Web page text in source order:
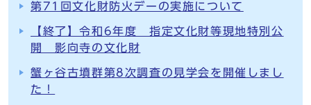
第71回文化財防火デーの実施について
【終了】令和6年度 指定文化財等現地特別公
開 影向寺の文化財
蟹ヶ谷古墳群第8次調査の見学会を開催しまし
た！